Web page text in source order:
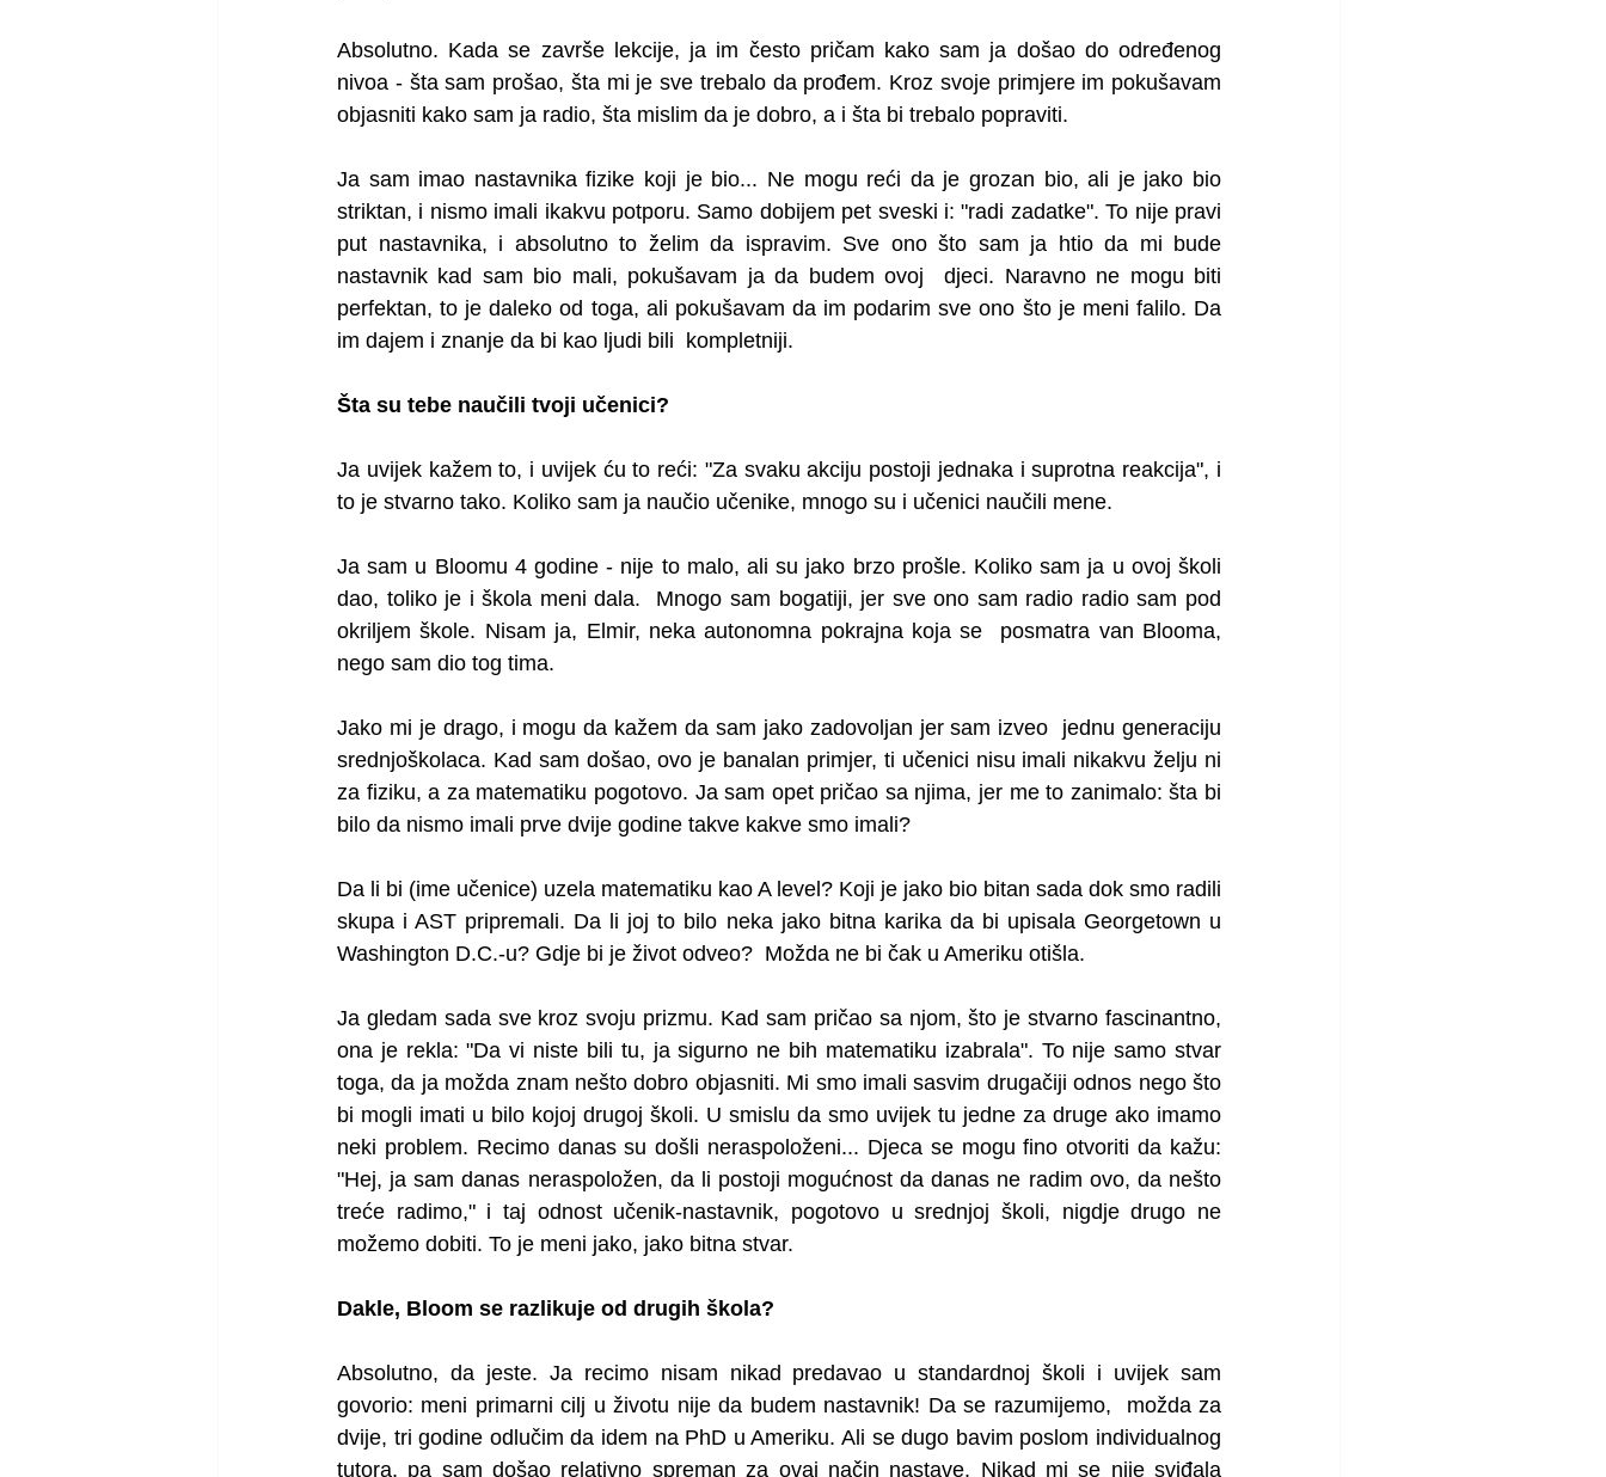
Absolutno. Kada se završe lekcije, ja im često pričam kako sam ja došao do određenog
nivoa - šta sam prošao, šta mi je sve trebalo da prođem. Kroz svoje primjere im pokušavam
objasniti kako sam ja radio, šta mislim da je dobro, a i šta bi trebalo popraviti.
Ja sam imao nastavnika fizike koji je bio... Ne mogu reći da je grozan bio, ali je jako bio
striktan, i nismo imali ikakvu potporu. Samo dobijem pet sveski i: "radi zadatke". To nije pravi
put nastavnika, i absolutno to želim da ispravim. Sve ono što sam ja htio da mi bude
nastavnik kad sam bio mali, pokušavam ja da budem ovoj  djeci. Naravno ne mogu biti
perfektan, to je daleko od toga, ali pokušavam da im podarim sve ono što je meni falilo. Da
im dajem i znanje da bi kao ljudi bili  kompletniji.
Šta su tebe naučili tvoji učenici?
Ja uvijek kažem to, i uvijek ću to reći: "Za svaku akciju postoji jednaka i suprotna reakcija", i
to je stvarno tako. Koliko sam ja naučio učenike, mnogo su i učenici naučili mene.
Ja sam u Bloomu 4 godine - nije to malo, ali su jako brzo prošle. Koliko sam ja u ovoj školi
dao, toliko je i škola meni dala.  Mnogo sam bogatiji, jer sve ono sam radio radio sam pod
okriljem škole. Nisam ja, Elmir, neka autonomna pokrajna koja se  posmatra van Blooma,
nego sam dio tog tima.
Jako mi je drago, i mogu da kažem da sam jako zadovoljan jer sam izveo  jednu generaciju
srednjoškolaca. Kad sam došao, ovo je banalan primjer, ti učenici nisu imali nikakvu želju ni
za fiziku, a za matematiku pogotovo. Ja sam opet pričao sa njima, jer me to zanimalo: šta bi
bilo da nismo imali prve dvije godine takve kakve smo imali?
Da li bi (ime učenice) uzela matematiku kao A level? Koji je jako bio bitan sada dok smo radili
skupa i AST pripremali. Da li joj to bilo neka jako bitna karika da bi upisala Georgetown u
Washington D.C.-u? Gdje bi je život odveo?  Možda ne bi čak u Ameriku otišla.
Ja gledam sada sve kroz svoju prizmu. Kad sam pričao sa njom, što je stvarno fascinantno,
ona je rekla: "Da vi niste bili tu, ja sigurno ne bih matematiku izabrala". To nije samo stvar
toga, da ja možda znam nešto dobro objasniti. Mi smo imali sasvim drugačiji odnos nego što
bi mogli imati u bilo kojoj drugoj školi. U smislu da smo uvijek tu jedne za druge ako imamo
neki problem. Recimo danas su došli neraspoloženi... Djeca se mogu fino otvoriti da kažu:
"Hej, ja sam danas neraspoložen, da li postoji mogućnost da danas ne radim ovo, da nešto
treće radimo," i taj odnost učenik-nastavnik, pogotovo u srednjoj školi, nigdje drugo ne
možemo dobiti. To je meni jako, jako bitna stvar.
Dakle, Bloom se razlikuje od drugih škola?
Absolutno, da jeste. Ja recimo nisam nikad predavao u standardnoj školi i uvijek sam
govorio: meni primarni cilj u životu nije da budem nastavnik! Da se razumijemo,  možda za
dvije, tri godine odlučim da idem na PhD u Ameriku. Ali se dugo bavim poslom individualnog
tutora, pa sam došao relativno spreman za ovaj način nastave. Nikad mi se nije sviđala